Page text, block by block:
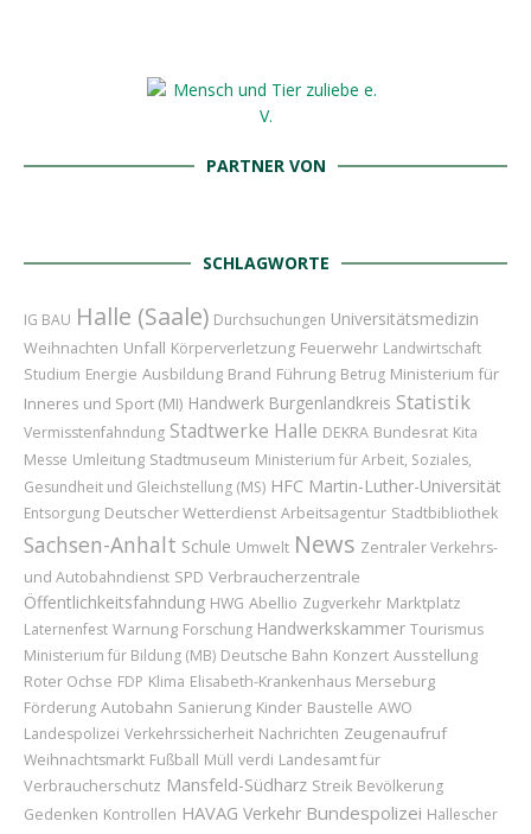
PARTNER VON
SCHLAGWORTE
IG BAU Halle (Saale) Durchsuchungen Universitätsmedizin
Weihnachten Unfall Körperverletzung Feuerwehr Landwirtschaft
Studium Energie Ausbildung Brand Führung Betrug Ministerium für
Inneres und Sport (MI) Handwerk Burgenlandkreis Statistik
Vermisstenfahndung Stadtwerke Halle DEKRA Bundesrat Kita
Messe Umleitung Stadtmuseum Ministerium für Arbeit, Soziales,
Gesundheit und Gleichstellung (MS) HFC Martin-Luther-Universität
Entsorgung Deutscher Wetterdienst Arbeitsagentur Stadtbibliothek
Sachsen-Anhalt Schule Umwelt News Zentraler Verkehrs-
und Autobahndienst SPD Verbraucherzentrale
Öffentlichkeitsfahndung HWG Abellio Zugverkehr Marktplatz
Laternenfest Warnung Forschung Handwerkskammer Tourismus
Ministerium für Bildung (MB) Deutsche Bahn Konzert Ausstellung
Roter Ochse FDP Klima Elisabeth-Krankenhaus Merseburg
Förderung Autobahn Sanierung Kinder Baustelle AWO
Landespolizei Verkehrssicherheit Nachrichten Zeugenaufruf
Weihnachtsmarkt Fußball Müll verdi Landesamt für
Verbraucherschutz Mansfeld-Südharz Streik Bevölkerung
Gedenken Kontrollen HAVAG Verkehr Bundespolizei Hallescher